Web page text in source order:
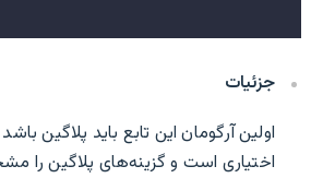
جزئیات
اولین آرگومان این تابع باید پلاگین
اختیاری است و گزینه‌های پلاگین را